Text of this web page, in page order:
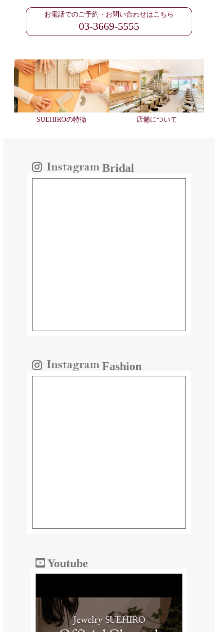
お電話でのご予約・お問い合わせはこちら
03-3669-5555
SUEHIROの特徴 店舗について
Bridal
Fashion
Youtube